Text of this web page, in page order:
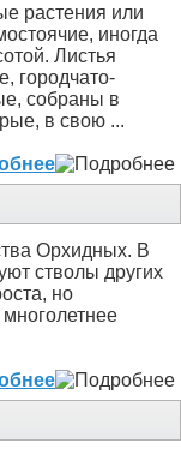
растения или
иногда
Листья
городчато-
собраны в
в свою ...
Орхидных. В
стволы других
но